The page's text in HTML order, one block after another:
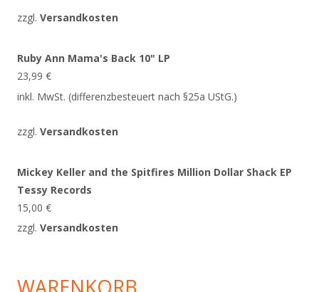
zzgl. Versandkosten
Ruby Ann Mama's Back 10" LP
23,99 €
inkl. MwSt. (differenzbesteuert nach §25a UStG.)
zzgl. Versandkosten
Mickey Keller and the Spitfires Million Dollar Shack EP
Tessy Records
15,00 €
zzgl. Versandkosten
WARENKORB